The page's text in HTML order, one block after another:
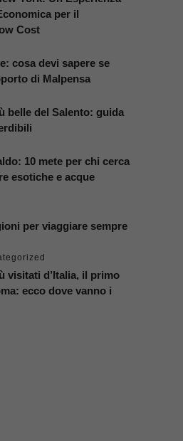
per il
Cost
cosa devi sapere se
di Malpensa
belle del Salento: guida
10 mete per chi cerca
esotiche e acque
per viaggiare sempre
visitati d’Italia, il primo
ecco dove vanno i